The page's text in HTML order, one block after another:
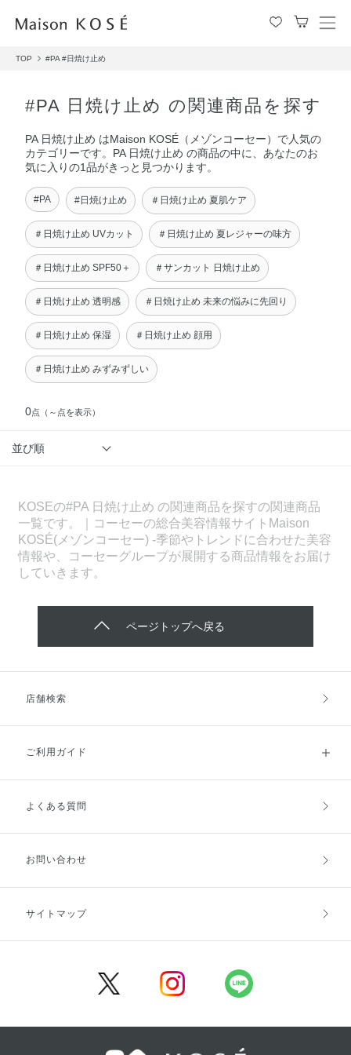
メ
TOP #PA #日焼け止め
#PA 日焼け止め の関連商品を探す
PA 日焼け止め はMaison KOSÉ（メゾンコーセー）で人気の
カテゴリーです。PA 日焼け止め の商品の中に、あなたのお
気に入りの1品がきっと見つかります。
#PA #日焼け止め ＃日焼け止め 夏肌ケア
＃日焼け止め UVカット ＃日焼け止め 夏レジャーの味方
＃日焼け止め SPF50＋ ＃サンカット 日焼け止め
＃日焼け止め 透明感 ＃日焼け止め 未来の悩みに先回り
＃日焼け止め 保湿 ＃日焼け止め 顔用
＃日焼け止め みずみずしい
0点 （～点を表示）
並び順
KOSEの#PA 日焼け止め の関連商品を探すの関連商品
一覧です。｜コーセーの総合美容情報サイトMaison
KOSÉ(メゾンコーセー) -季節やトレンドに合わせた美容
情報や、コーセーグループが展開する商品情報をお届け
していきます。
ページトップへ戻る
店舗検索
ご利用ガイド
ご利用ガイドトップ
お支払方法
キャンセル・返品・交換
よくある質問
お問い合わせ
サイトマップ